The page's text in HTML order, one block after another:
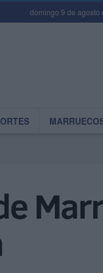
domingo 9 de agosto